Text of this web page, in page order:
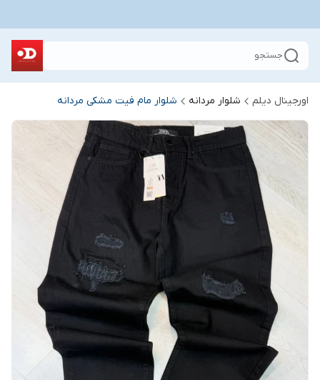
جستجو
اورجینال دیلم شلوار مردانه شلوار مام فیت مشکی مردانه